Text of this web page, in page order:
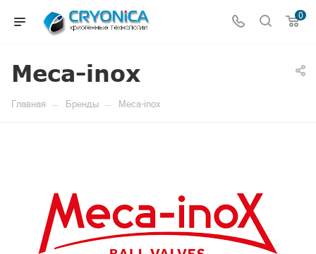
0
Meca-inox
Главная — Бренды — Meca-inox